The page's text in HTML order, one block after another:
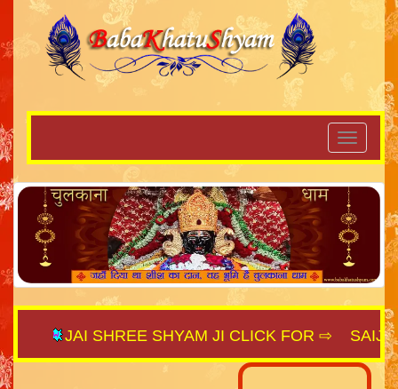
JAI SHREE SHYAM JI CLICK FOR ⇨